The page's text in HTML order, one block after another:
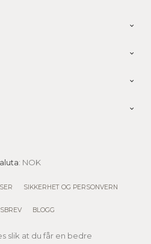
: NOK
SIKKERHET OG PERSONVERN
BLOGG
slik at du får en bedre